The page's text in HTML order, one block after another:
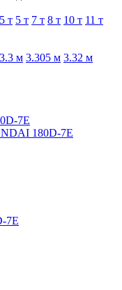
т 5 т 7 т 8 т 10 т 11 т
3.3 м 3.305 м 3.32 м
180D-7E
7E